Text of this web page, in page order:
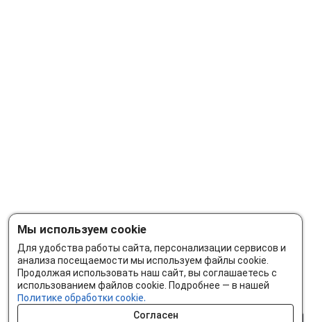
Мы используем cookie
Для удобства работы сайта, персонализации сервисов и
анализа посещаемости мы используем файлы cookie.
Продолжая использовать наш сайт, вы соглашаетесь с
использованием файлов cookie. Подробнее — в нашей
Политике обработки cookie.
Согласен